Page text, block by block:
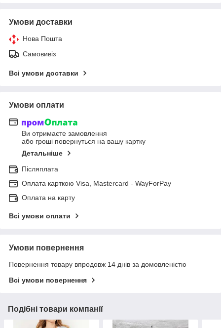
Умови доставки
Нова Пошта
Самовивіз
Всі умови доставки
Умови оплати
Ви отримаєте замовлення
або гроші повернуться на вашу картку
Детальніше
Післяплата
Оплата карткою Visa, Mastercard - WayForPay
Оплата на карту
Всі умови оплати
Умови повернення
Повернення товару впродовж 14 днів за домовленістю
Всі умови повернення
Подібні товари компанії